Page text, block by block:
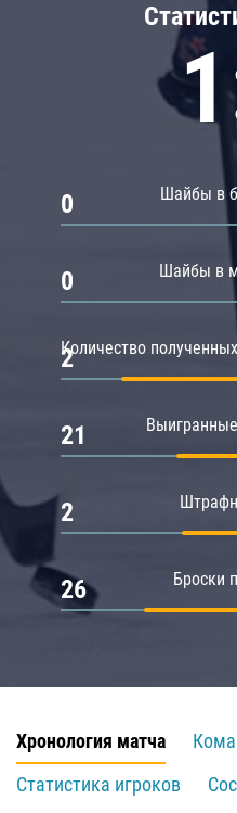
Шайбы в
0
Шайбы в
0
Количество
2
21
2
Броски
26
Хронология матча
Статистика игроков